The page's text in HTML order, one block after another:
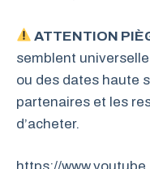
ATTENTION
semblent
ou des dates haute
partenaires et les
d’acheter.